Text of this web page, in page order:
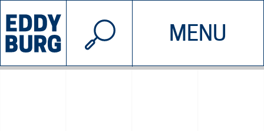
MENU
INIZIATIVE CHI SIAMO
© 2026 EDDYBURG